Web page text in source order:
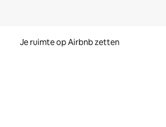
Je ruimte op Airbnb zetten